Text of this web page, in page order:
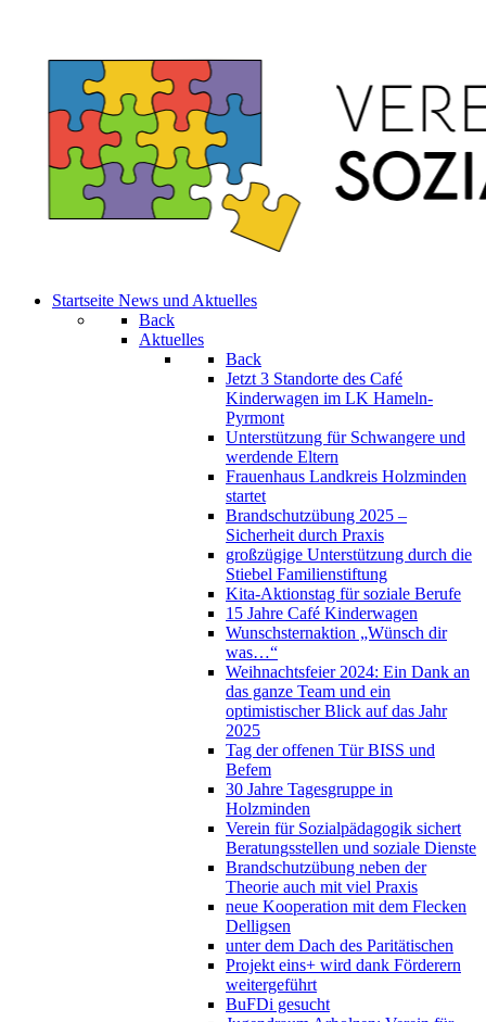
Startseite News und Aktuelles
Back
Aktuelles
Back
Jetzt 3 Standorte des Café
Kinderwagen im LK Hameln-
Pyrmont
Unterstützung für Schwangere und
werdende Eltern
Frauenhaus Landkreis Holzminden
startet
Brandschutzübung 2025 –
Sicherheit durch Praxis
großzügige Unterstützung durch die
Stiebel Familienstiftung
Kita-Aktionstag für soziale Berufe
15 Jahre Café Kinderwagen
Wunschsternaktion „Wünsch dir
was…“
Weihnachtsfeier 2024: Ein Dank an
das ganze Team und ein
optimistischer Blick auf das Jahr
2025
Tag der offenen Tür BISS und
Befem
30 Jahre Tagesgruppe in
Holzminden
Verein für Sozialpädagogik sichert
Beratungsstellen und soziale Dienste
Brandschutzübung neben der
Theorie auch mit viel Praxis
neue Kooperation mit dem Flecken
Delligsen
unter dem Dach des Paritätischen
Projekt eins+ wird dank Förderern
weitergeführt
BuFDi gesucht